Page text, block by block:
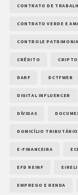
CONTRATO DE
CONTRATO VERDE E
CONTROLE
CRÉDITO
DARF DCTFWEB
DIGITAL INFLUENCER
DÍVIDAS
DOMICÍLIO
E-FINANCEIRA
EFD REINF EIRELI
EMPREGO E RENDA